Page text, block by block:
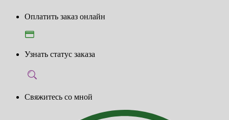
Оплатить заказ онлайн
Узнать статус заказа
Свяжитесь со мной